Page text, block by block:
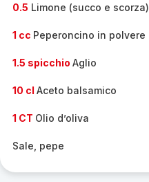
0.5 Limone (succo e scorza)
1 cc Peperoncino in polvere
1.5 spicchio Aglio
10 cl Aceto balsamico
1 CT Olio d’oliva
Sale, pepe